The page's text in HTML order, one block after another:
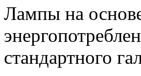
Лампы на
стандартного